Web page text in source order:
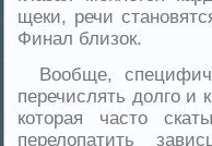
щеки, речи
Финал близок.
Вообще,
перечислять долго и
которая часто
перелопатить